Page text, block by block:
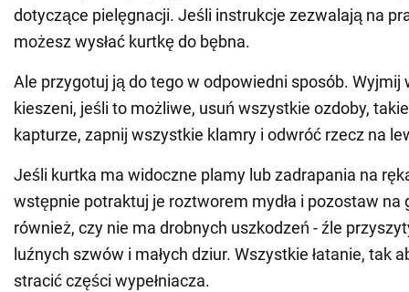
dotyczące pielęgnacji. Jeśli instrukcje zezwalają na
możesz wysłać kurtkę do bębna.
Ale przygotuj ją do tego w odpowiedni sposób. Wyjmij
kieszeni, jeśli to możliwe, usuń wszystkie ozdoby,
kapturze, zapnij wszystkie klamry i odwróć rzecz na
Jeśli kurtka ma widoczne plamy lub zadrapania na
wstępnie potraktuj je roztworem mydła i pozostaw na
również, czy nie ma drobnych uszkodzeń - źle
luźnych szwów i małych dziur. Wszystkie łatanie, tak
stracić części wypełniacza.